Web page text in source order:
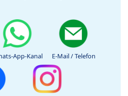
App-Kanal E-Mail / Telefon